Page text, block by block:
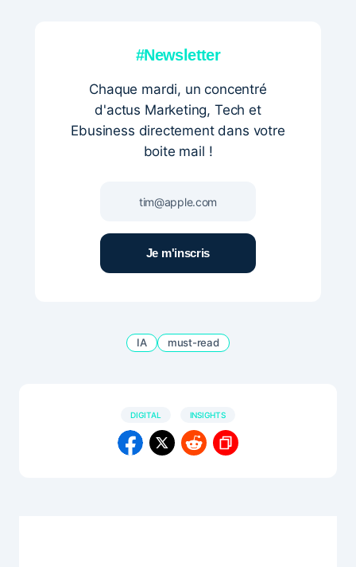
#Newsletter
Chaque mardi, un concentré
d'actus Marketing, Tech et
Ebusiness directement dans votre
boite mail !
IA must-read
DIGITAL INSIGHTS